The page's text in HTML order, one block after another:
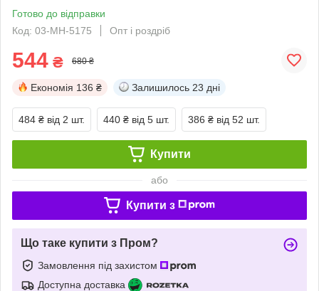
Готово до відправки
Код: 03-MH-5175
Опт і роздріб
544 ₴ 680 ₴
Економія 136 ₴ Залишилось 23 дні
484 ₴ від 2 шт. 440 ₴ від 5 шт. 386 ₴ від 52 шт.
Купити
або
Купити з
Що таке купити з Пром?
Замовлення під захистом
Доступна доставка